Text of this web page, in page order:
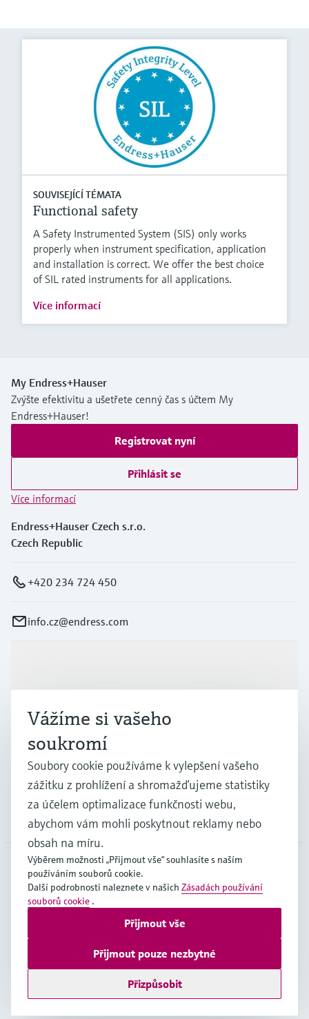
SOUVISEJÍCÍ TÉMATA
Functional safety
A Safety Instrumented System (SIS) only works
properly when instrument specification, application
and installation is correct. We offer the best choice
of SIL rated instruments for all applications.
Více informací
My Endress+Hauser
Zvýšte efektivitu a ušetřete cenný čas s účtem My
Endress+Hauser!
Registrovat nyní
Přihlásit se
Více informací
Endress+Hauser Czech s.r.o.
Czech Republic
+420 234 724 450
info.cz@endress.com
Průmysl
Podpora
Společnost
CZE•čeština
Copyright © Endress+Hauser Group Services AG
Podmínky používáníOchrana dat
Všeobecné obchodní podmínky
Vážíme si vašeho
soukromí
Soubory cookie používáme k vylepšení vašeho
zážitku z prohlížení a shromažďujeme statistiky
za účelem optimalizace funkčnosti webu,
abychom vám mohli poskytnout reklamy nebo
obsah na míru.
Výběrem možnosti „Přijmout vše“ souhlasíte s naším
používáním souborů cookie.
Další podrobnosti naleznete v našich Zásadách používání
souborů cookie .
Přizpůsobit
Přijmout pouze nezbytné
Přijmout vše